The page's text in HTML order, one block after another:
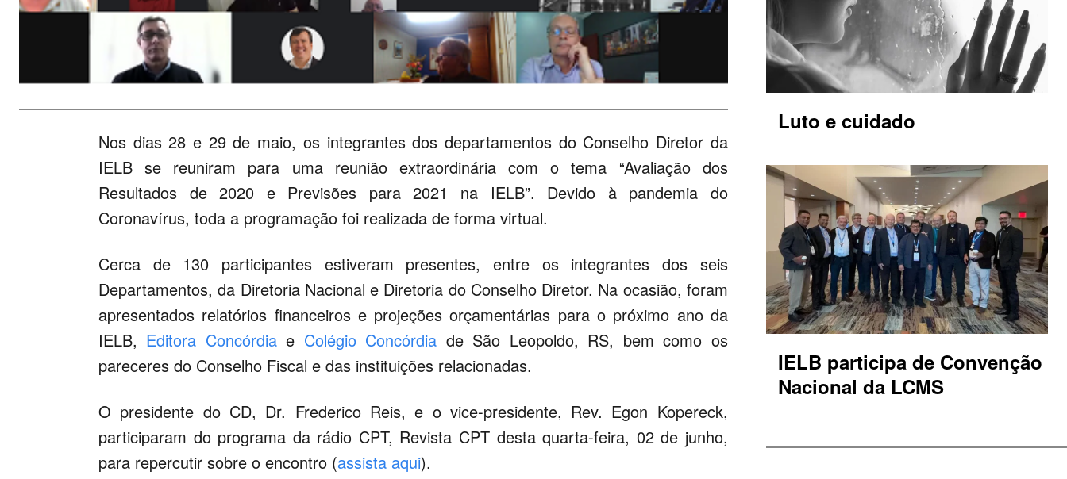
Nos dias 28 e 29 de maio, os integrantes dos departamentos do Conselho Diretor da
IELB se reuniram para uma reunião extraordinária com o tema “Avaliação dos
Resultados de 2020 e Previsões para 2021 na IELB”. Devido à pandemia do
Coronavírus, toda a programação foi realizada de forma virtual.
Cerca de 130 participantes estiveram presentes, entre os integrantes dos seis
Departamentos, da Diretoria Nacional e Diretoria do Conselho Diretor. Na ocasião, foram
apresentados relatórios financeiros e projeções orçamentárias para o próximo ano da
IELB, Editora Concórdiae Colégio Concórdia de São Leopoldo, RS, bem como os
pareceres do Conselho Fiscal e das instituições relacionadas.
O presidente do CD, Dr. Frederico Reis, e o vice-presidente, Rev. Egon Kopereck,
participaram do programa da rádio CPT, Revista CPT desta quarta-feira, 02 de junho,
para repercutir sobre o encontro (assista aqui).
Luto e cuidado
IELB participa de Convenção
Nacional da LCMS